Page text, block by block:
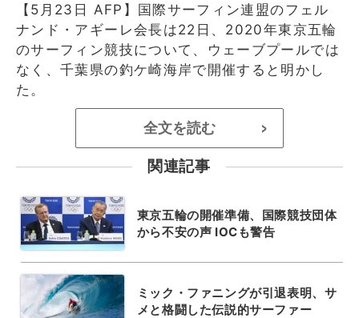
【5月23日 AFP】国際サーフィン連盟のフェル
ナンド・アギーレ会長は22日、2020年東京五輪
のサーフィン競技について、ウェーブプールでは
なく、千葉県の釣ケ崎海岸で開催すると明かし
た。
全文を読む >
関連記事
東京五輪の開催準備、国際競技団体
から不安の声 IOCも警告
ミック・ファニングが引退表明、サ
メと格闘した伝説的サーファー